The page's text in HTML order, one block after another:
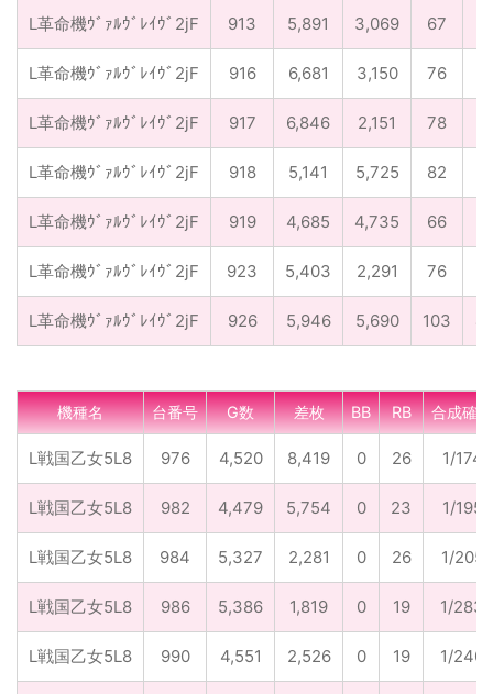
L革命機ｳﾞｧﾙｳﾞﾚｲｳﾞ2jF 913 5,891 3,069 67
L革命機ｳﾞｧﾙｳﾞﾚｲｳﾞ2jF 916 6,681 3,150 76
L革命機ｳﾞｧﾙｳﾞﾚｲｳﾞ2jF 917 6,846 2,151 78
L革命機ｳﾞｧﾙｳﾞﾚｲｳﾞ2jF 918 5,141 5,725 82
L革命機ｳﾞｧﾙｳﾞﾚｲｳﾞ2jF 919 4,685 4,735 66
L革命機ｳﾞｧﾙｳﾞﾚｲｳﾞ2jF 923 5,403 2,291 76
L革命機ｳﾞｧﾙｳﾞﾚｲｳﾞ2jF 926 5,946 5,690 103
機種名 台番号 G数 差枚 BB RB 合成確率
L戦国乙女5L8 976 4,520 8,419 0 26 1/174
L戦国乙女5L8 982 4,479 5,754 0 23 1/195
L戦国乙女5L8 984 5,327 2,281 0 26 1/205
L戦国乙女5L8 986 5,386 1,819 0 19 1/283
L戦国乙女5L8 990 4,551 2,526 0 19 1/240